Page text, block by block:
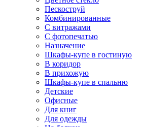
Пескоструй
Комбинированные
С витражами
С фотопечатью
Назначение
Шкафы-купе в гостиную
В коридор
В прихожую
Шкафы-купе в спальню
Детские
Офисные
Для книг
Для одежды